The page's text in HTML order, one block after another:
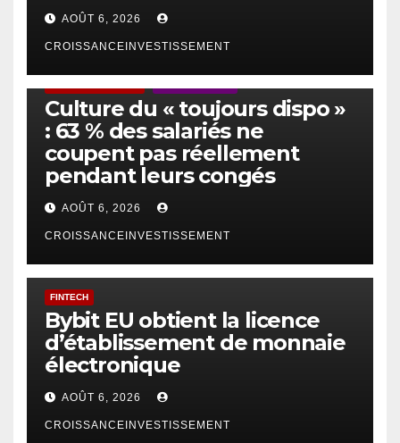
AOÛT 6, 2026
CROISSANCEINVESTISSEMENT
Culture du « toujours dispo »
: 63 % des salariés ne
coupent pas réellement
pendant leurs congés
AOÛT 6, 2026
CROISSANCEINVESTISSEMENT
FINTECH
Bybit EU obtient la licence
d’établissement de monnaie
électronique
AOÛT 6, 2026
CROISSANCEINVESTISSEMENT